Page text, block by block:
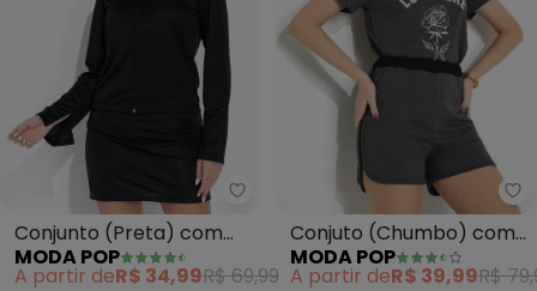
Moda Pop - Conjunto (Preta)
Conjunto (Preta) com
Saia e Casaco
MODA POP
A partir deR$ 34,99R$ 69,99
Conjuto (Chumbo) com
Recortes e Estampa
MODA POP
A partir deR$ 39,99R$